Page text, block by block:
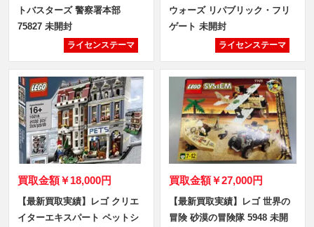
トバスターズ 警察署本部
75827 未開封
ライセンステーマ
ウォーズ リパブリック・フリ
ゲート 未開封
ライセンステーマ
買取金額￥18,000円
【最新買取実績】レゴ クリエ
イターエキスパート ペットシ
買取金額￥27,000円
【最新買取実績】レゴ 世界の
冒険 砂漠の冒険隊 5948 未開